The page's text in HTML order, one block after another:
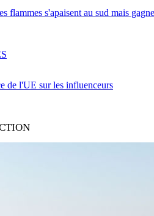
flammes s'apaisent au sud mais
de l'UE sur les influenceurs